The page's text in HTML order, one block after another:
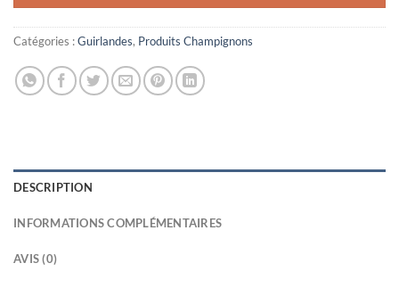
Catégories :Guirlandes, Produits Champignons
DESCRIPTION
INFORMATIONS COMPLÉMENTAIRES
AVIS (0)